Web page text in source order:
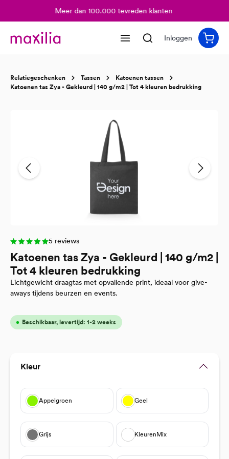
Meer dan 100.000 tevreden klanten
Inloggen
Relatiegeschenken Tassen
Katoenen tassen
Katoenen tas Zya - Gekleurd | 140 g/m2 | Tot 4 kleuren bedrukking
5 reviews
Katoenen tas Zya - Gekleurd | 140 g/m2 |
Tot 4 kleuren bedrukking
Lichtgewicht draagtas met opvallende print, ideaal voor give-
aways tijdens beurzen en events.
Beschikbaar, levertijd: 1-2 weeks
Selecteer
Kleur
Appelgroen Geel
Grijs KleurenMix